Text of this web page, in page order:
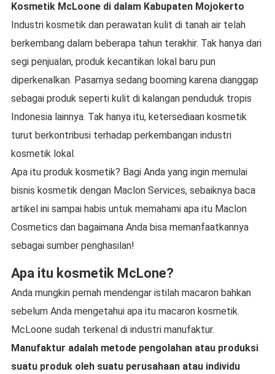
Kosmetik McLoone di dalam Kabupaten Mojokerto
Industri kosmetik dan perawatan kulit di tanah air telah
berkembang dalam beberapa tahun terakhir. Tak hanya dari
segi penjualan, produk kecantikan lokal baru pun
diperkenalkan. Pasarnya sedang booming karena dianggap
sebagai produk seperti kulit di kalangan penduduk tropis
Indonesia lainnya. Tak hanya itu, ketersediaan kosmetik
turut berkontribusi terhadap perkembangan industri
kosmetik lokal.
Apa itu produk kosmetik? Bagi Anda yang ingin memulai
bisnis kosmetik dengan Maclon Services, sebaiknya baca
artikel ini sampai habis untuk memahami apa itu Maclon
Cosmetics dan bagaimana Anda bisa memanfaatkannya
sebagai sumber penghasilan!
Apa itu kosmetik McLone?
Anda mungkin pernah mendengar istilah macaron bahkan
sebelum Anda mengetahui apa itu macaron kosmetik.
McLoone sudah terkenal di industri manufaktur.
Manufaktur adalah metode pengolahan atau produksi
suatu produk oleh suatu perusahaan atau individu